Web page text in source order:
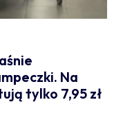
Na
tylko 7,95 zł